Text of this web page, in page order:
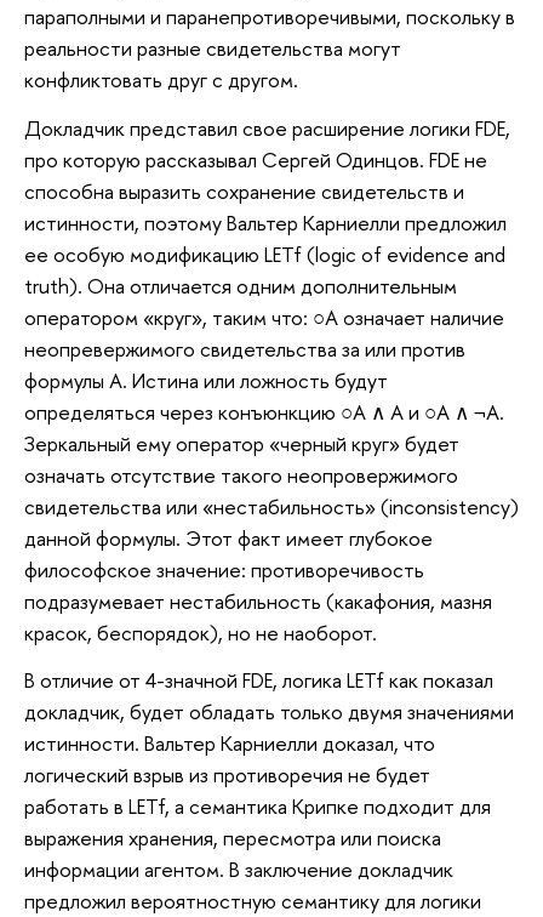
параполными и паранепротиворечивыми, поскольку в
реальности разные свидетельства могут
конфликтовать друг с другом.
Докладчик представил свое расширение логики FDE,
про которую рассказывал Сергей Одинцов. FDE не
способна выразить сохранение свидетельств и
истинности, поэтому Вальтер Карниелли предложил
ее особую модификацию LETf (logic of evidence and
truth). Она отличается одним дополнительным
оператором «круг», таким что: ○A означает наличие
неопревержимого свидетельства за или против
формулы A. Истина или ложность будут
определяться через конъюнкцию ○A ∧ A и ○A ∧ ¬A.
Зеркальный ему оператор «черный круг» будет
означать отсутствие такого неопровержимого
свидетельства или «нестабильность» (inсonsistency)
данной формулы. Этот факт имеет глубокое
философское значение: противоречивость
подразумевает нестабильность (какафония, мазня
красок, беспорядок), но не наоборот.
В отличие от 4-значной FDE, логика LETf как показал
докладчик, будет обладать только двумя значениями
истинности. Вальтер Карниелли доказал, что
логический взрыв из противоречия не будет
работать в LETf, а семантика Крипке подходит для
выражения хранения, пересмотра или поиска
информации агентом. В заключение докладчик
предложил вероятностную семантику для логики